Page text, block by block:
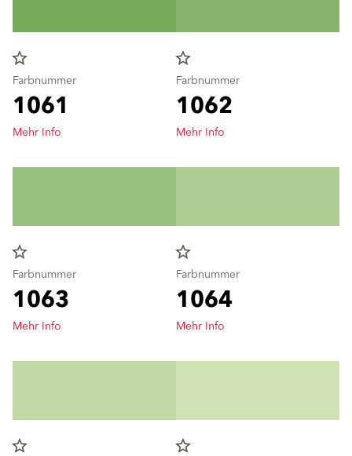
star_border
Farbnummer
1061
Mehr Info
star_border
Farbnummer
1062
Mehr Info
star_border
Farbnummer
1063
Mehr Info
star_border
Farbnummer
1064
Mehr Info
star_border
star_border